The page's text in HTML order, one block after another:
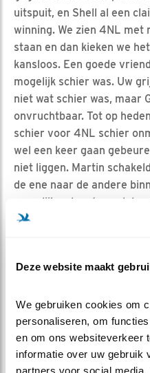
Deze website maakt
We gebruiken cookies om
personaliseren, om
en om ons websiteverkeer
informatie over uw gebruik
partners voor social
uitspuit, en Shell al een
winning. We zien 4NL met
staan en dan kieken we
kansloos. Een goede
mogelijk schier was. Uw
niet wat schier was, maar
onvruchtbaar. Tot op
schier voor 4NL schier
wel een keer gaan
niet liggen. Martin
de ene naar de andere
namelijk vol met
heeft een hexa-
zicht. Uit welke invalshoek
dit verslag het maar niet
waar wij op hopen. Ook
wij dankbare kijkers die
AFRONDING